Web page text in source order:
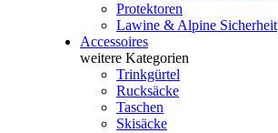
Protektoren
Lawine & Alpine Sicherheit
Accessoires
weitere Kategorien
Trinkgürtel
Rucksäcke
Taschen
Skisäcke